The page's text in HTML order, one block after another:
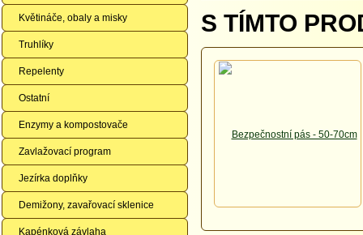
Květináče, obaly a misky
Truhlíky
Repelenty
Ostatní
Enzymy a kompostovače
Zavlažovací program
Jezírka doplňky
Demižony, zavařovací sklenice
Kapénková závlaha
S TÍMTO